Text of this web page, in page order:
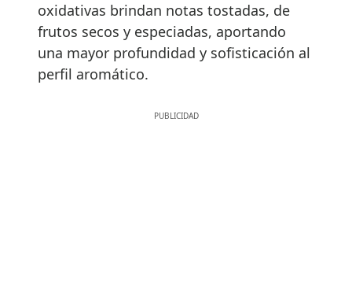
oxidativas brindan notas tostadas, de
frutos secos y especiadas, aportando
una mayor profundidad y sofisticación al
perfil aromático.